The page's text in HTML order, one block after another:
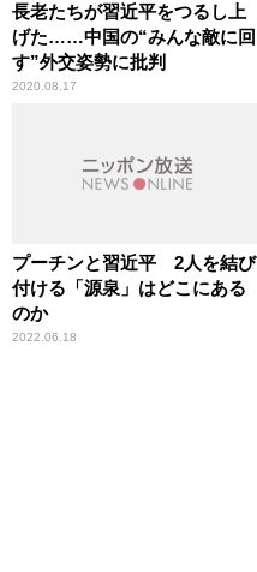
長老たちが習近平をつるし上
げた……中国の“みんな敵に回
す”外交姿勢に批判
2020.08.17
プーチンと習近平 2人を結び
付ける「源泉」はどこにある
のか
2022.06.18